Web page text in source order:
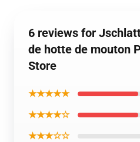
6 reviews for
de hotte de mouton
Store
★★★★★
★★★★☆
★★★☆☆